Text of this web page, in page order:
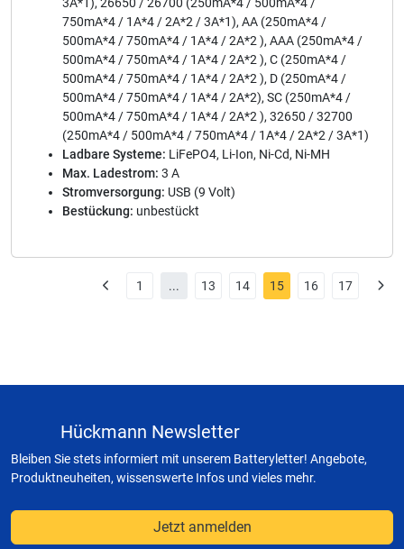
750mA*4 / 1A*4 / 2A*2 / 3A*1), AA (250mA*4 /
500mA*4 / 750mA*4 / 1A*4 / 2A*2 ), AAA (250mA*4 /
500mA*4 / 750mA*4 / 1A*4 / 2A*2 ), C (250mA*4 /
500mA*4 / 750mA*4 / 1A*4 / 2A*2 ), D (250mA*4 /
500mA*4 / 750mA*4 / 1A*4 / 2A*2), SC (250mA*4 /
500mA*4 / 750mA*4 / 1A*4 / 2A*2 ), 32650 / 32700
(250mA*4 / 500mA*4 / 750mA*4 / 1A*4 / 2A*2 / 3A*1)
Ladbare Systeme: LiFePO4, Li-Ion, Ni-Cd, Ni-MH
Max. Ladestrom: 3 A
Stromversorgung: USB (9 Volt)
Bestückung: unbestückt
1 ... 13 14 15 16 17
Hückmann Newsletter
Bleiben Sie stets informiert mit unserem Batteryletter! Angebote,
Produktneuheiten, wissenswerte Infos und vieles mehr.
Jetzt anmelden